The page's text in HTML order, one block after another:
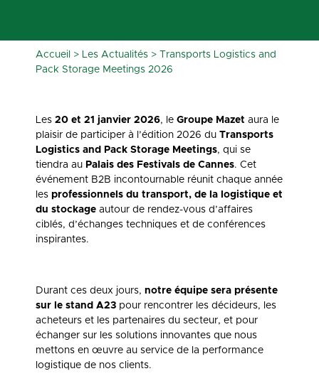
Accueil > Les Actualités >
Transports Logistics and
Pack Storage Meetings 2026
Les 20 et 21 janvier 2026, le Groupe Mazet aura le
plaisir de participer à l’édition 2026 du Transports
Logistics and Pack Storage Meetings, qui se
tiendra au Palais des Festivals de Cannes. Cet
événement B2B incontournable réunit chaque année
les professionnels du transport, de la logistique et
du stockage autour de rendez-vous d’affaires
ciblés, d’échanges techniques et de conférences
inspirantes.
Durant ces deux jours, notre équipe sera présente
sur le stand A23 pour rencontrer les décideurs, les
acheteurs et les partenaires du secteur, et pour
échanger sur les solutions innovantes que nous
mettons en œuvre au service de la performance
logistique de nos clients.